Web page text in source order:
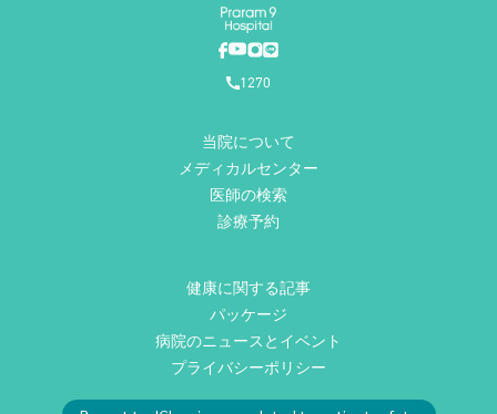
1270
当院について
メディカルセンター
医師の検索
診療予約
健康に関する記事
パッケージ
病院のニュースとイベント
プライバシーポリシー